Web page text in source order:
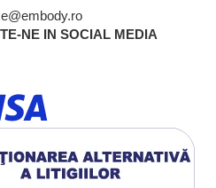
NE IN SOCIAL MEDIA